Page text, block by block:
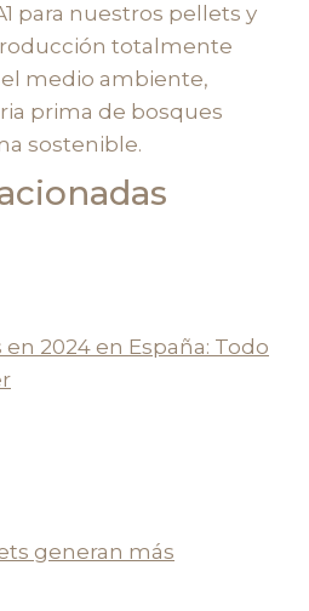
para nuestros pellets y
totalmente
medio ambiente,
prima de bosques
sostenible.
2024 en España: Todo
generan más